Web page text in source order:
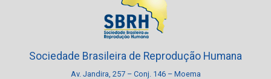
Sociedade Brasileira de Reprodução Humana
Av. Jandira, 257 – Conj. 146 – Moema